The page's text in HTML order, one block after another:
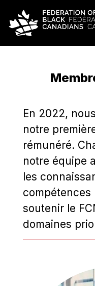
En 2022,
notre
rémunéré.
notre équipe
les
compétences
soutenir le
domaines